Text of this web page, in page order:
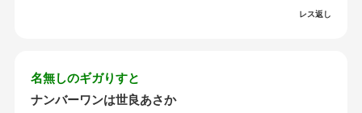
レス返し
名無しのギガりすと
ナンバーワンは世良あさか